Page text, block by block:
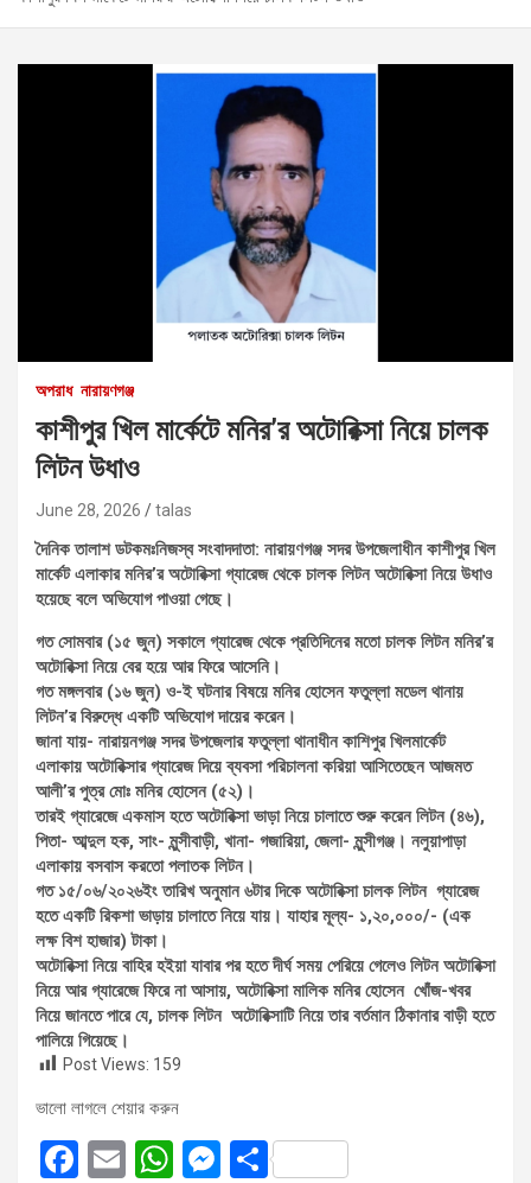
অপরাধ নারায়ণগঞ্জ
কাশীপুর খিল মার্কেটে মনির’র অটোরিক্সা নিয়ে চালক
লিটন উধাও
June 28, 2026 talas
দৈনিক তালাশ ডটকমঃনিজস্ব সংবাদদাতা: নারায়ণগঞ্জ সদর উপজেলাধীন কাশীপুর খিল
মার্কেট এলাকার মনির’র অটোরিক্সা গ্যারেজ থেকে চালক লিটন অটোরিক্সা নিয়ে উধাও
হয়েছে বলে অভিযোগ পাওয়া গেছে।
গত সোমবার (১৫ জুন) সকালে গ্যারেজ থেকে প্রতিদিনের মতো চালক লিটন মনির’র
অটোরিক্সা নিয়ে বের হয়ে আর ফিরে আসেনি।
গত মঙ্গলবার (১৬ জুন) ও-ই ঘটনার বিষয়ে মনির হোসেন ফতুল্লা মডেল থানায়
লিটন’র বিরুদ্ধে একটি অভিযোগ দায়ের করেন।
জানা যায়- নারায়নগঞ্জ সদর উপজেলার ফতুল্লা থানাধীন কাশিপুর খিলমার্কেট
এলাকায় অটোরিক্সার গ্যারেজ দিয়ে ব্যবসা পরিচালনা করিয়া আসিতেছেন আজমত
আলী’র পুত্র মোঃ মনির হোসেন (৫২)।
তারই গ্যারেজে একমাস হতে অটোরিক্সা ভাড়া নিয়ে চালাতে শুরু করেন লিটন (৪৬),
পিতা- আব্দুল হক, সাং- মুন্সীবাড়ী, খানা- গজারিয়া, জেলা- মুন্সীগঞ্জ। নলুয়াপাড়া
এলাকায় বসবাস করতো পলাতক লিটন।
গত ১৫/০৬/২০২৬ইং তারিখ অনুমান ৬টার দিকে অটোরিক্সা চালক লিটন গ্যারেজ
হতে একটি রিকশা ভাড়ায় চালাতে নিয়ে যায়। যাহার মূল্য- ১,২০,০০০/- (এক
লক্ষ বিশ হাজার) টাকা।
অটোরিক্সা নিয়ে বাহির হইয়া যাবার পর হতে দীর্ঘ সময় পেরিয়ে গেলেও লিটন অটোরিক্সা
নিয়ে আর গ্যারেজে ফিরে না আসায়, অটোরিক্সা মালিক মনির হোসেন খোঁজ-খবর
নিয়ে জানতে পারে যে, চালক লিটন অটোরিক্সাটি নিয়ে তার বর্তমান ঠিকানার বাড়ী হতে
পালিয়ে গিয়েছে।
Post Views: 159
ভালো লাগলে শেয়ার করুন
F
E
W M S